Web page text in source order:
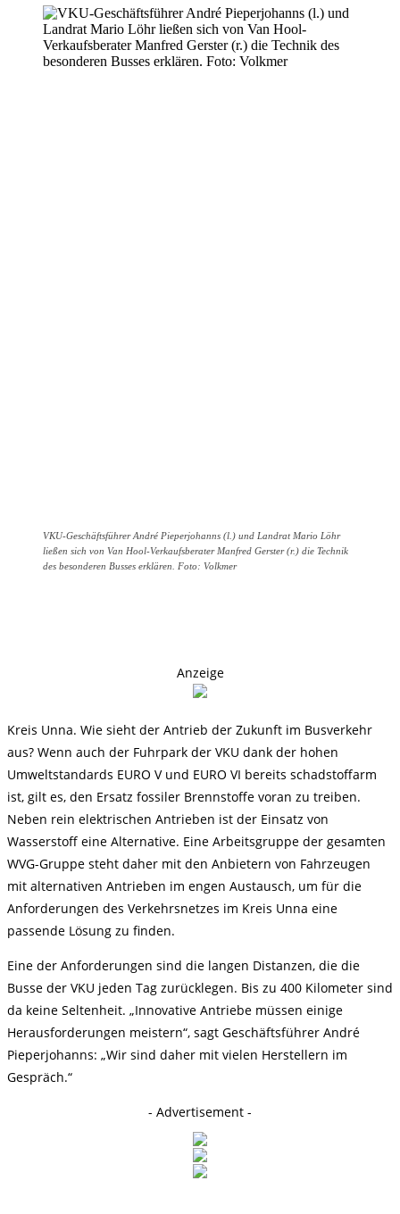
VKU-Geschäftsführer André Pieperjohanns (l.) und Landrat Mario Löhr
ließen sich von Van Hool-Verkaufsberater Manfred Gerster (r.) die Technik
des besonderen Busses erklären. Foto: Volkmer
Anzeige
Kreis Unna. Wie sieht der Antrieb der Zukunft im Busverkehr
aus? Wenn auch der Fuhrpark der VKU dank der hohen
Umweltstandards EURO V und EURO VI bereits schadstoffarm
ist, gilt es, den Ersatz fossiler Brennstoffe voran zu treiben.
Neben rein elektrischen Antrieben ist der Einsatz von
Wasserstoff eine Alternative. Eine Arbeitsgruppe der gesamten
WVG-Gruppe steht daher mit den Anbietern von Fahrzeugen
mit alternativen Antrieben im engen Austausch, um für die
Anforderungen des Verkehrsnetzes im Kreis Unna eine
passende Lösung zu finden.
Eine der Anforderungen sind die langen Distanzen, die die
Busse der VKU jeden Tag zurücklegen. Bis zu 400 Kilometer sind
da keine Seltenheit. „Innovative Antriebe müssen einige
Herausforderungen meistern“, sagt Geschäftsführer André
Pieperjohanns: „Wir sind daher mit vielen Herstellern im
Gespräch.“
- Advertisement -